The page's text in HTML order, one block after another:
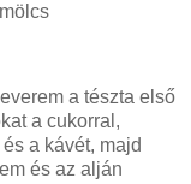
a tészta első
a cukorral,
a kávét, majd
és az alján